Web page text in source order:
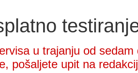
u trajanju od
pošaljete upit na